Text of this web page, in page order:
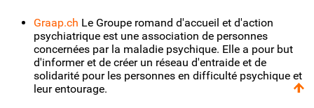
Graap.ch Le Groupe romand d'accueil et d'action
psychiatrique est une association de personnes
concernées par la maladie psychique. Elle a pour but
d'informer et de créer un réseau d'entraide et de
solidarité pour les personnes en difficulté psychique et
leur entourage.